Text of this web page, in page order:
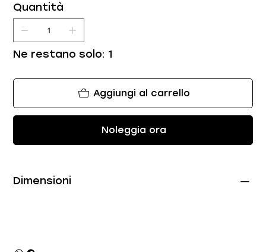
Quantità
Ne restano solo: 1
Aggiungi al carrello
Noleggia ora
Dimensioni